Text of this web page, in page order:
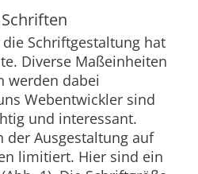
Schriftgestaltung hat
Diverse Maßeinheiten
werden dabei
Webentwickler sind
und interessant.
Ausgestaltung auf
limitiert. Hier sind ein